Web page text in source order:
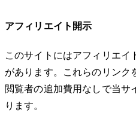
アフィリエイト開示
このサイトにはアフィリエイ
があります。これらのリンク
閲覧者の追加費用なしで当サ
ります。